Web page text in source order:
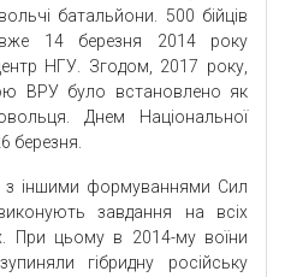
батальйони. 500 бійців
14 березня 2014 року
НГУ. Згодом, 2017 року,
ВРУ було встановлено як
Днем Національної
березня.
з іншими формуваннями Сил
завдання на всіх
При цьому в 2014-му воїни
гібридну російську